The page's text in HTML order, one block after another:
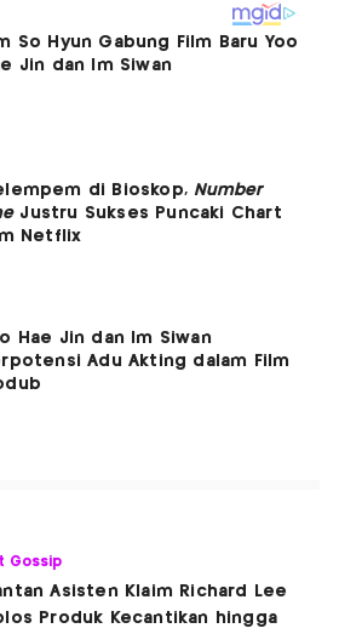
So Hyun Gabung Film Baru Yoo
Jin dan Im Siwan
di Bioskop, Number
Justru Sukses Puncaki Chart
Netflix
Hae Jin dan Im Siwan
Adu Akting dalam Film
Gossip
Asisten Klaim Richard Lee
Produk Kecantikan hingga